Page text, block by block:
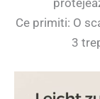
Ce primiti: O
3